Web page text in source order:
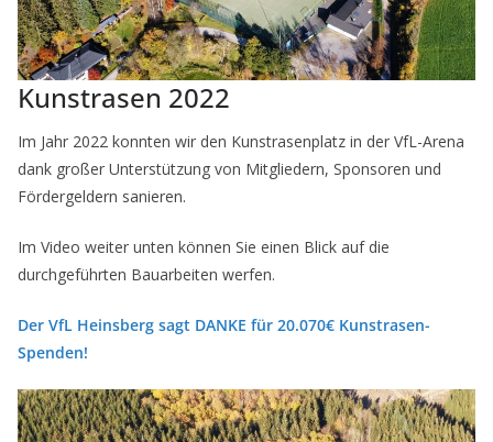
Kunstrasen 2022
Im Jahr 2022 konnten wir den Kunstrasenplatz in der VfL-Arena
dank großer Unterstützung von Mitgliedern, Sponsoren und
Fördergeldern sanieren.
Im Video weiter unten können Sie einen Blick auf die
durchgeführten Bauarbeiten werfen.
Der VfL Heinsberg sagt DANKE für 20.070€ Kunstrasen-
Spenden!